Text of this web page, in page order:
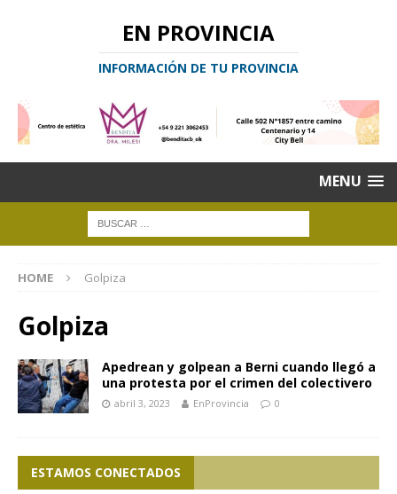
EN PROVINCIA
INFORMACIÓN DE TU PROVINCIA
MENU
HOME Golpiza
Golpiza
Apedrean y golpean a Berni cuando llegó a
una protesta por el crimen del colectivero
abril 3, 2023 EnProvincia 0
ESTAMOS CONECTADOS